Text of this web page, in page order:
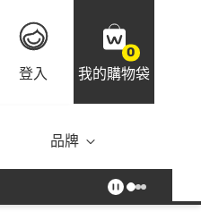
登入
0
我的購物袋
品牌